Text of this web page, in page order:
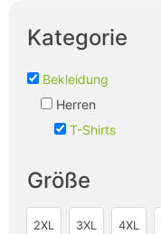
Kategorie
Bekleidung
Herren
T-Shirts
Größe
2XL 3XL 4XL